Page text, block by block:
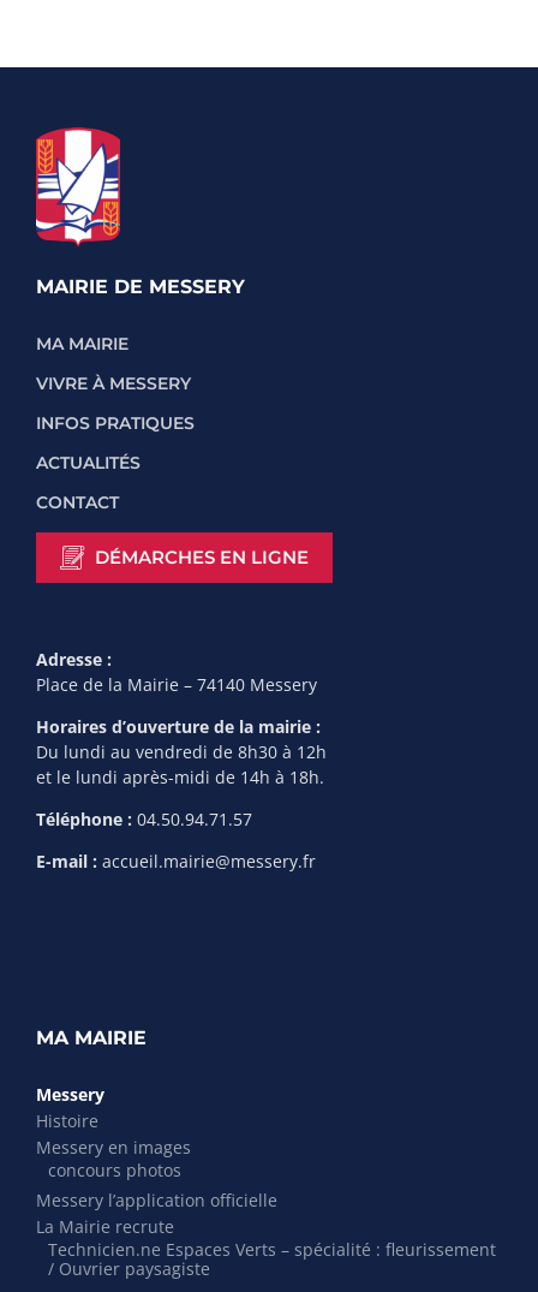
MAIRIE DE MESSERY
MA MAIRIE
VIVRE À MESSERY
INFOS PRATIQUES
ACTUALITÉS
CONTACT
DÉMARCHES EN LIGNE
Adresse :
Place de la Mairie – 74140 Messery
Horaires d’ouverture de la mairie :
Du lundi au vendredi de 8h30 à 12h
et le lundi après-midi de 14h à 18h.
Téléphone : 04.50.94.71.57
E-mail : accueil.mairie@messery.fr
MA MAIRIE
Messery
Histoire
Messery en images
concours photos
Messery l’application officielle
La Mairie recrute
Technicien.ne Espaces Verts – spécialité : fleurissement
/ Ouvrier paysagiste